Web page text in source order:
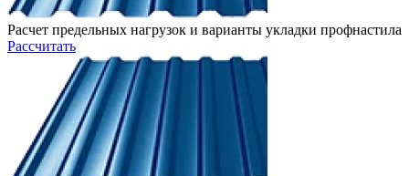
Расчет предельных нагрузок и варианты укладки профнастила
Рассчитать